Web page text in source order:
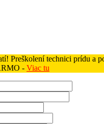
Preškolení technici prídu a
- Viac tu